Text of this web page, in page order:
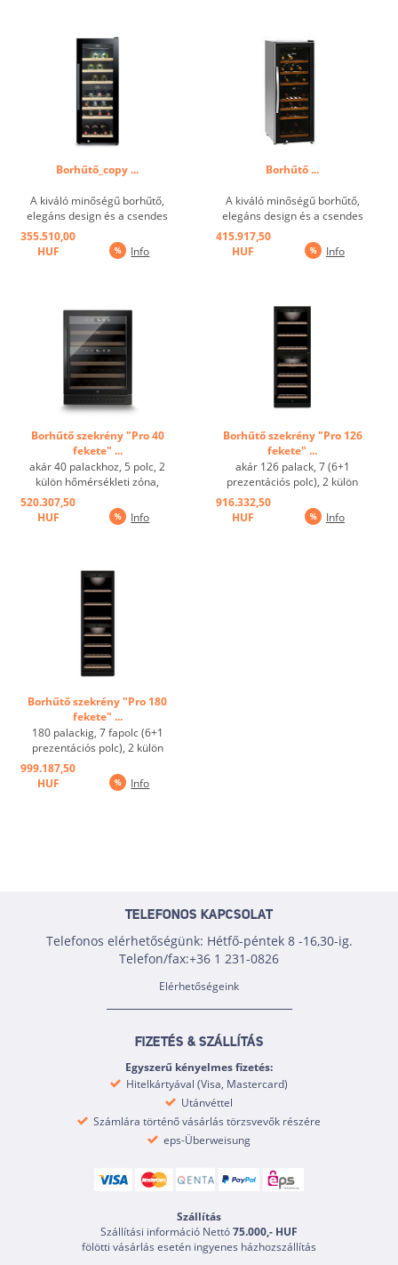
Borhűtő_copy ...
A kiváló minőségű borhűtő,
elegáns design és a csendes
kompresszor a bárban és az
éttermekben használható. A két
külön beállítható hőmérsékleti
355.510,00
HUF
Info
Borhűtő ...
A kiváló minőségű borhűtő,
elegáns design és a csendes
kompresszor a bárban és az
éttermekben használható. A két
külön beállítható hőmérsékleti
415.917,50
HUF
Info
Borhűtő szekrény "Pro 40
fekete" ...
akár 40 palackhoz, 5 polc, 2
külön hőmérsékleti zóna,
egyedileg állítható fehér- és
vörösborhoz, elektronikusan
állítható hőmérséklet 5 és 20 °C
bárhonnan az ...
520.307,50
HUF
Info
Borhűtő szekrény "Pro 126
fekete" ...
akár 126 palack, 7 (6+1
prezentációs polc), 2 külön
hőmérsékleti zóna, egyénileg
állítható fehér- és vörösborhoz,
elektronikusan állítható
916.332,50
HUF
Info
Borhűtő szekrény "Pro 180
fekete" ...
180 palackig, 7 fapolc (6+1
prezentációs polc), 2 külön
hőmérsékleti zóna, egyénileg
állítható fehér- és vörösborhoz,
elektronikusan állítható
999.187,50
HUF
Info
TELEFONOS KAPCSOLAT
Telefonos elérhetőségünk: Hétfő-péntek 8 -16,30-ig.
Telefon/fax:+36 1 231-0826
Elérhetőségeink
FIZETÉS & SZÁLLÍTÁS
Egyszerű kényelmes fizetés:
Hitelkártyával (Visa, Mastercard)
Utánvéttel
Számlára történő vásárlás törzsvevők részére
eps-Überweisung
Szállítás
Szállítási információ Nettó75.000,- HUF
fölötti vásárlás esetén ingyenes házhozszállítás